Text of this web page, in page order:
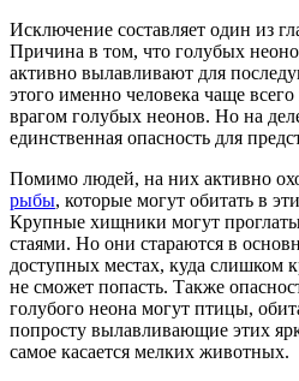
Исключение составляет один из
Причина в том, что голубых
активно вылавливают для
этого именно человека чаще
врагом голубых неонов. Но на
единственная опасность для
Помимо людей, на них активно
рыбы, которые могут обитать в
Крупные хищники могут
стаями. Но они стараются в
доступных местах, куда слишком
не сможет попасть. Также
голубого неона могут птицы,
попросту вылавливающие этих
самое касается мелких животных.